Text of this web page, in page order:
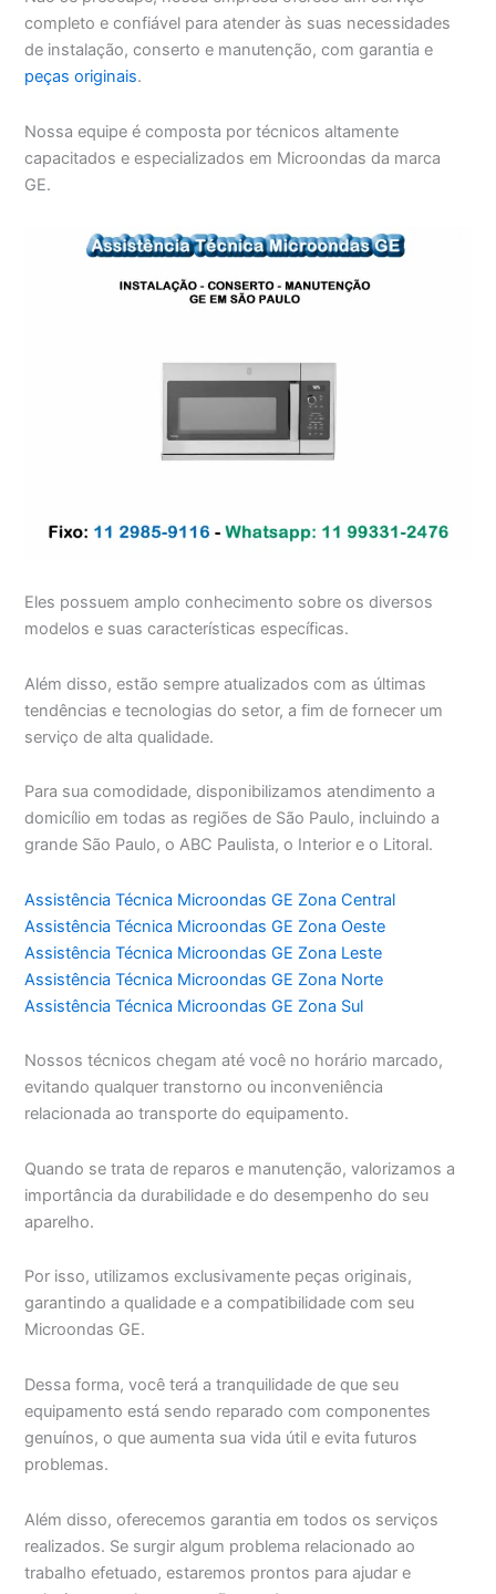
completo e confiável para atender às suas necessidades
de instalação, conserto e manutenção, com garantia e
peças originais.
Nossa equipe é composta por técnicos altamente
capacitados e especializados em Microondas da marca
GE.
Eles possuem amplo conhecimento sobre os diversos
modelos e suas características específicas.
Além disso, estão sempre atualizados com as últimas
tendências e tecnologias do setor, a fim de fornecer um
serviço de alta qualidade.
Para sua comodidade, disponibilizamos atendimento a
domicílio em todas as regiões de São Paulo, incluindo a
grande São Paulo, o ABC Paulista, o Interior e o Litoral.
Assistência Técnica Microondas GE Zona Central
Assistência Técnica Microondas GE Zona Oeste
Assistência Técnica Microondas GE Zona Leste
Assistência Técnica Microondas GE Zona Norte
Assistência Técnica Microondas GE Zona Sul
Nossos técnicos chegam até você no horário marcado,
evitando qualquer transtorno ou inconveniência
relacionada ao transporte do equipamento.
Quando se trata de reparos e manutenção, valorizamos a
importância da durabilidade e do desempenho do seu
aparelho.
Por isso, utilizamos exclusivamente peças originais,
garantindo a qualidade e a compatibilidade com seu
Microondas GE.
Dessa forma, você terá a tranquilidade de que seu
equipamento está sendo reparado com componentes
genuínos, o que aumenta sua vida útil e evita futuros
problemas.
Além disso, oferecemos garantia em todos os serviços
realizados. Se surgir algum problema relacionado ao
trabalho efetuado, estaremos prontos para ajudar e